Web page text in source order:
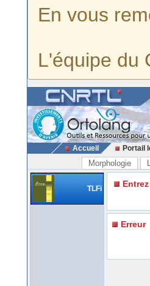
En vous
L'équipe du
Accueil Portail
Morphologie
TLFi
Erreur